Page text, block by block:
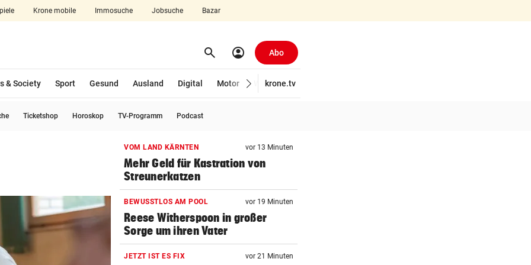
Krone mobile Immosuche Jobsuche Bazar
aufklappen search Suchen
account_circle Abo
& Society Sport Gesund Ausland Digital Motor Wirtschaft
krone.tv
Ticketshop Horoskop TV-Programm Podcast
VOM LAND KÄRNTEN vor 13 Minuten
Mehr Geld für Kastration von
Streunerkatzen
BEWUSSTLOS AM POOL vor 19 Minuten
Reese Witherspoon in großer
Sorge um ihren Vater
JETZT IST ES FIX vor 21 Minuten